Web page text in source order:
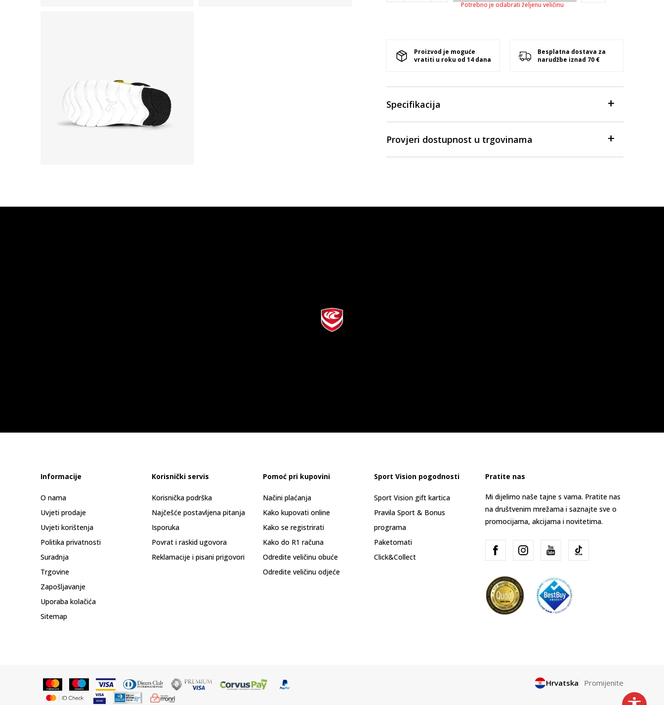
Potrebno je odabrati željenu veličinu
Proizvod je moguće
vratiti u roku od 14 dana
Besplatna dostava za
narudžbe iznad 70 €
Specifikacija
Provjeri dostupnost u trgovinama
Informacije
O nama
Uvjeti prodaje
Uvjeti korištenja
Politika privatnosti
Suradnja
Trgovine
Zapošljavanje
Uporaba kolačića
Sitemap
Korisnički servis
Korisnička podrška
Najčešće postavljena pitanja
Isporuka
Povrat i raskid ugovora
Reklamacije i pisani prigovori
Pomoć pri kupovini
Načini plaćanja
Kako kupovati online
Kako se registrirati
Kako do R1 računa
Odredite veličinu obuće
Odredite veličinu odjeće
Sport Vision pogodnosti
Sport Vision gift kartica
Pravila Sport & Bonus
programa
Paketomati
Click&Collect
Pratite nas
Mi dijelimo naše tajne s vama. Pratite nas
na društvenim mrežama i saznajte sve o
promocijama, akcijama i novitetima.
Hrvatska Promijenite